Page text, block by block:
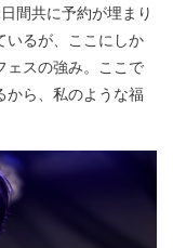
間共に予約が埋まり
いるが、ここにしか
ェスの強み。ここで
から、私のような福